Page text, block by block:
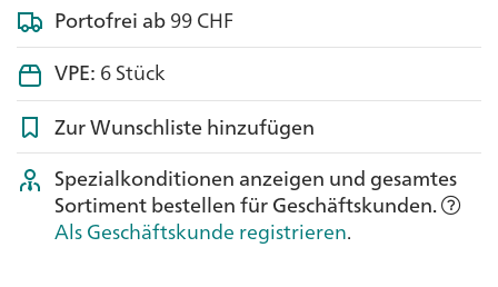
Portofrei ab99 CHF
VPE:6 Stück
Zur Wunschliste hinzufügen
Spezialkonditionen anzeigen und gesamtes
Sortiment bestellen für Geschäftskunden.
Als Geschäftskunde registrieren.